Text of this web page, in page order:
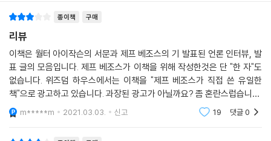
아이디어였습니다.
재무팀은 그 아이디어를 모델링했고, 결과는 참담했습니다. 배송 비용이
너무 많이 들었던 것이죠. 하지만 고객들은 무료 배송을 좋아합니다.
마음과 직관을 이용해야 합니다. 위험을 감수해야 합니다. 본능을 믿어야
합니다. 모든 좋은 결정은 그런 식으로 이루어져야 합니다. 그리고 여러 사
람이 함께해야 합니다. 또한 대단히 겸손한 자세가 필요합니다. 틀리는 것
은 그렇게 나쁜 일이 아니기 때문입니다. 그저 또 다른 사건일 뿐이죠. 아마
존도 많은 실수를 저질렀습니다. 실패했던 실험들을 여기에 모두 나열하진
★★★★★ 전 세계 18개국 번역 출간
제프 베조스의 가장 중요한 두 가지 가치, ‘발명과 방황’
제프 베조스가 살면서 중요하게 생각한 두 가지 가치는 바로 ‘발명과 방
황’이었다. 어린 시절 그는 스스로를 발명가였다고 말한다. 시멘트를 채운
타이어로 자동 출입구 폐쇄기를, 쿠킹호일과 우산으로 태양열 조리기를,
베이킹 팬으로 동생들을 놀라게 해줄 경보기를 만들기도 한 개구쟁이 발명
가 베조스는 아마존을 경영하면서도 늘 발명의 힘을 강조했다. “급진적이
종이책 구매
리뷰
이책은 월터 아이작슨의 서문과 제프 베조스의 기 발표된 언론 인터뷰, 발
표 글의 모음입니다. 제프 베조스가 이책을 위해 작성한것은 단 "한 자"도
없습니다. 위즈덤 하우스에서는 이책을 "제프 베조스가 직접 쓴 유일한
책"으로 광고하고 있습니다. 과장된 광고가 아닐까요? 좀 혼란스럽습니다.
제프 베조스의 주주서문, 인터뷰를 모아두긴 했지만 그렇타고 제프 베조스
가 이 책을 위
m*****m 2021.03.03. 신고 19 댓글0